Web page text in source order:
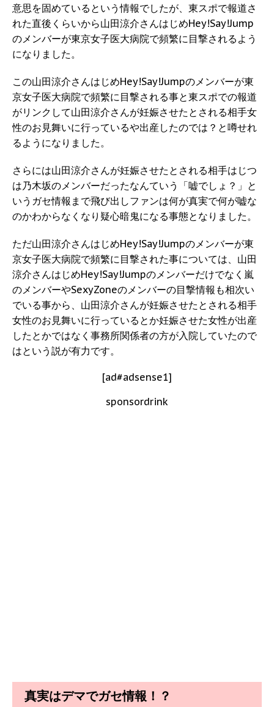
意思を固めているという情報でしたが、東スポで報道さ
れた直後くらいから山田涼介さんはじめHey!Say!Jump
のメンバーが東京女子医大病院で頻繁に目撃されるよう
になりました。
この山田涼介さんはじめHey!Say!Jumpのメンバーが東
京女子医大病院で頻繁に目撃される事と東スポでの報道
がリンクして山田涼介さんが妊娠させたとされる相手女
性のお見舞いに行っているや出産したのでは？と噂せれ
るようになりました。
さらには山田涼介さんが妊娠させたとされる相手はじつ
は乃木坂のメンバーだったなんていう「嘘でしょ？」と
いうガセ情報まで飛び出しファンは何が真実で何が嘘な
のかわからなくなり疑心暗鬼になる事態となりました。
ただ山田涼介さんはじめHey!Say!Jumpのメンバーが東
京女子医大病院で頻繁に目撃された事については、山田
涼介さんはじめHey!Say!Jumpのメンバーだけでなく嵐
のメンバーやSexyZoneのメンバーの目撃情報も相次い
でいる事から、山田涼介さんが妊娠させたとされる相手
女性のお見舞いに行っているとか妊娠させた女性が出産
したとかではなく事務所関係者の方が入院していたので
はという説が有力です。
[ad#adsense1]
sponsordrink
真実はデマでガセ情報！？